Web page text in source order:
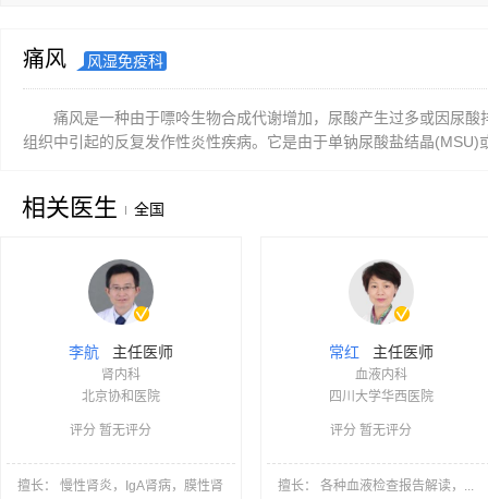
痛风 风湿免疫科
痛风是一种由于嘌呤生物合成代谢增加，尿酸产生过多或因尿
组织中引起的反复发作性炎性疾病。它是由于单钠尿酸盐结晶
相关医生 全国
李航 主任医师
肾内科
北京协和医院
评分 暂无评分
擅长： 慢性肾炎，IgA肾病，膜性肾
常红 主任医师
血液内科
四川大学华西医院
评分 暂无评分
擅长： 各种血液检查报告解读，...